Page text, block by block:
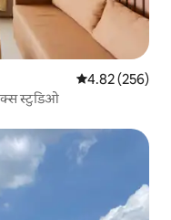
5 पैकी 4.82
4.82 (256)
स्टुडिओ